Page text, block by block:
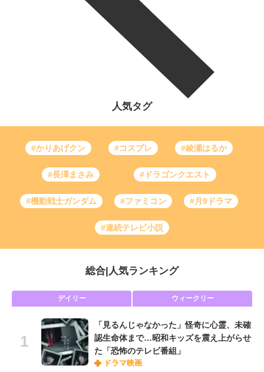
人気タグ
#かりあげクン #コスプレ #綾瀬はるか
#長澤まさみ #ドラゴンクエスト
#機動戦士ガンダム #ファミコン #月9ドラマ
#連続テレビ小説
総合 人気ランキング
デイリー ウィークリー
「見るんじゃなかった」怪奇に心霊、未確
認生命体まで…昭和キッズを震え上がらせ
た「恐怖のテレビ番組」
ドラマ映画